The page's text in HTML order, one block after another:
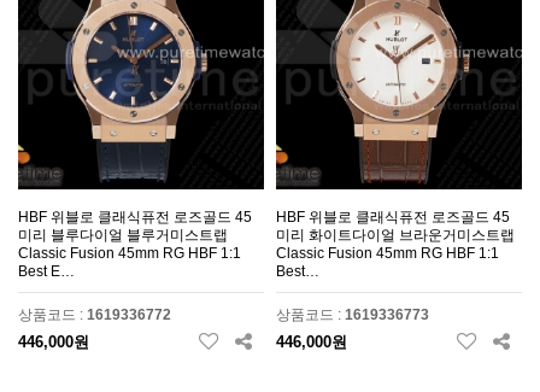
HBF 위블로 클래식퓨전 로즈골드 45
미리 블루다이얼 블루거미스트랩
Classic Fusion 45mm RG HBF 1:1
Best E…
상품코드 : 1619336772
446,000원
HBF 위블로 클래식퓨전 로즈골드 45
미리 화이트다이얼 브라운거미스트랩
Classic Fusion 45mm RG HBF 1:1
Best…
상품코드 : 1619336773
446,000원